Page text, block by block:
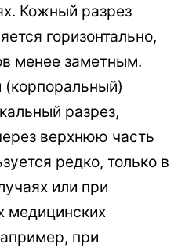
Кожный разрез
горизонтально,
менее заметным.
(корпоральный)
разрез,
верхнюю часть
редко, только в
или при
медицинских
при